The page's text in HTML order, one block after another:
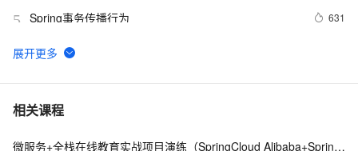
5 Spring事务传播行为 631
6 Spring(十一)之AOP
7 Spring整合JMS（三）——MessageConverter介绍
使用Spring Cloud Stream集成消息中间件 7
相关课程
微服务+全栈在线教育实战项目演练（SpringCloud Alibaba+SpringBoot）